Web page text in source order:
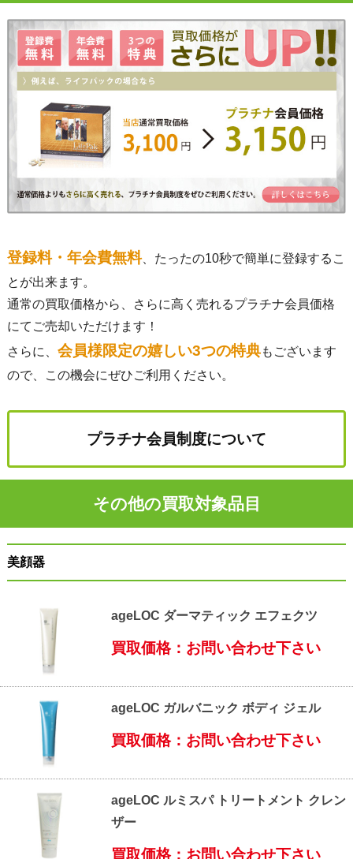
登録料・年会費無料、たったの10秒で簡単に登録するこ
とが出来ます。
通常の買取価格から、さらに高く売れるプラチナ会員価格
にてご売却いただけます！
さらに、 会員様限定の嬉しい3つの特典もございます
ので、この機会にぜひご利用ください。
プラチナ会員制度について
その他の買取対象品目
美顔器
ageLOC ダーマティック エフェクツ
買取価格：お問い合わせ下さい
ageLOC ガルバニック ボディ ジェル
買取価格：お問い合わせ下さい
ageLOC ルミスパ トリートメント クレン
ザー
買取価格：お問い合わせ下さい